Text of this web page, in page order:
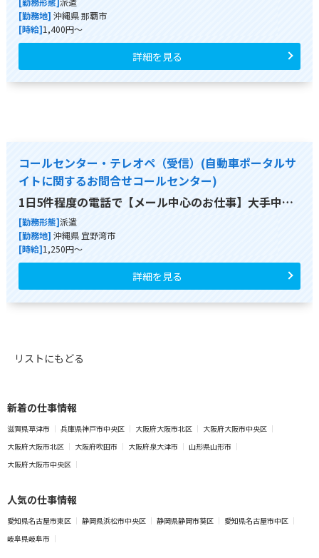
[勤務地] 沖縄県 那覇市
[時給]1,400円～
詳細を見る
コールセンター・テレオペ（受信）(自動車ポータルサ
イトに関するお問合せコールセンター)
1日5件程度の電話で【メール中心のお仕事】大手中…
[勤務形態]派遣
[勤務地] 沖縄県 宜野湾市
[時給]1,250円～
詳細を見る
リストにもどる
新着の仕事情報
滋賀県草津市 兵庫県神戸市中央区 大阪府大阪市北区
大阪府大阪市中央区
大阪府大阪市北区
大阪府吹田市 大阪府泉大津市
山形県山形市
大阪府大阪市中央区
人気の仕事情報
愛知県名古屋市東区 静岡県浜松市中央区 静岡県静岡市葵区
愛知県名古屋市中区
岐阜県岐阜市